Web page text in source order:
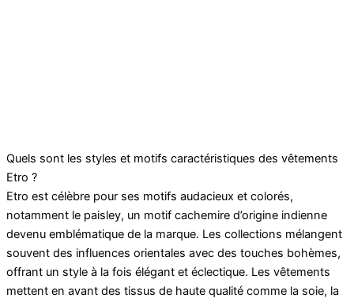
Quels sont les styles et motifs caractéristiques des vêtements
Etro ?
Etro est célèbre pour ses motifs audacieux et colorés,
notamment le paisley, un motif cachemire d’origine indienne
devenu emblématique de la marque. Les collections mélangent
souvent des influences orientales avec des touches bohèmes,
offrant un style à la fois élégant et éclectique. Les vêtements
mettent en avant des tissus de haute qualité comme la soie, la